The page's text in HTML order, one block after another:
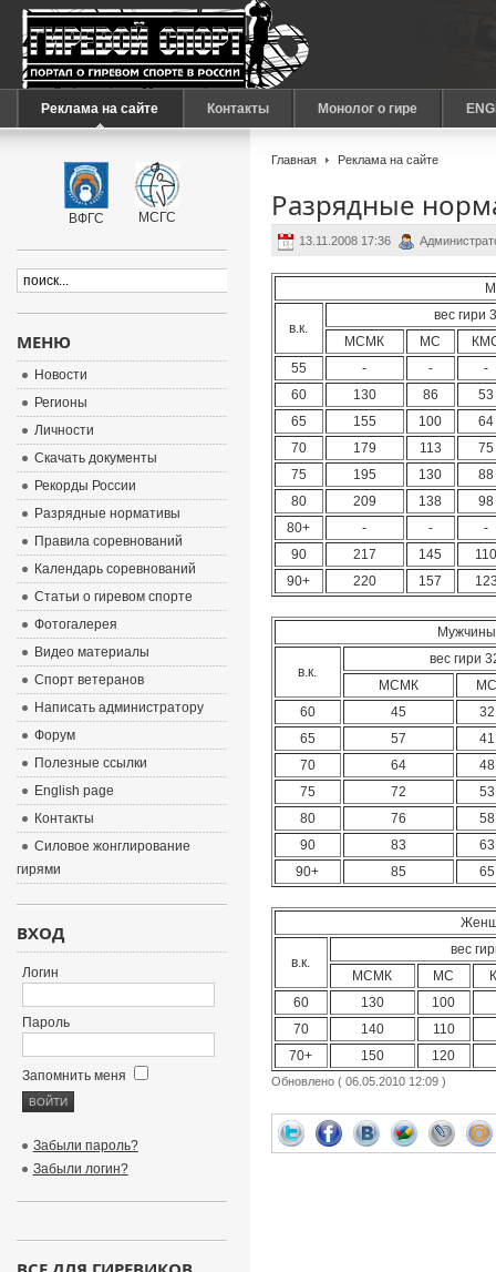
Реклама на сайте Контакты Монолог о гире
Главная Реклама на сайте
Разрядные
13.11.2008 17:36
в.к.
вес гири
МСМК
МС
55
- -
-
60
130 86
53
65
155 100
64
70
179 113
75
75
195 130
88
80
209 138
98
80+
- -
-
90
217 145
90+
220 157
в.к.
вес гири
МСМК
60
45
32
65
57
41
70
64
48
75
72
53
80
76
58
90
83
63
90+
85 65
в.к.
вес
МСМК
МС
60
130
100
70
140
110
70+
150 120
Обновлено ( 06.05.2010 12:09 )
ВФГС МСГС
МЕНЮ
Новости
Регионы
Личности
Скачать документы
Рекорды России
Разрядные нормативы
Правила соревнований
Календарь соревнований
Статьи о гиревом спорте
Фотогалерея
Видео материалы
Спорт ветеранов
Написать администратору
Форум
Полезные ссылки
English page
Контакты
Силовое жонглирование
гирями
ВХОД
Логин
Пароль
Запомнить меня
Забыли пароль?
Забыли логин?